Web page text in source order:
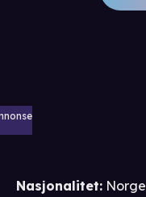
Nasjonalitet: Norge